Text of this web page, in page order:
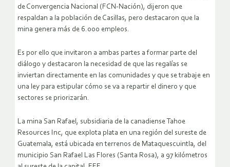
de Convergencia Nacional (FCN-Nación), dijeron que
respaldan a la población de Casillas, pero destacaron que la
mina genera más de 6.000 empleos.
Es por ello que invitaron a ambas partes a formar parte del
diálogo y destacaron la necesidad de que las regalías se
inviertan directamente en las comunidades y que se trabaje en
una ley para estipular cómo se va a repartir el dinero y que
sectores se priorizarán.
La mina San Rafael, subsidiaria de la canadiense Tahoe
Resources Inc, que explota plata en una región del sureste de
Guatemala, está ubicada en terrenos de Mataquescuintla, del
municipio San Rafael Las Flores (Santa Rosa), a 97 kilómetros